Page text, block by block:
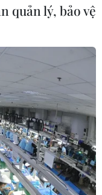
quản lý, bảo vệ